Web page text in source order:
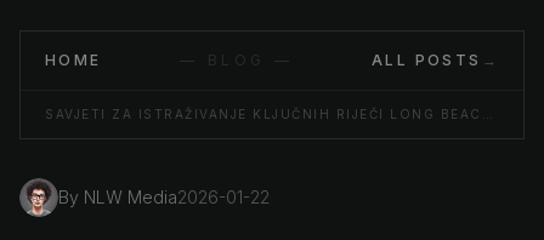
HOME — BLOG — ALL POSTS →
By NLW Media2026-01-22